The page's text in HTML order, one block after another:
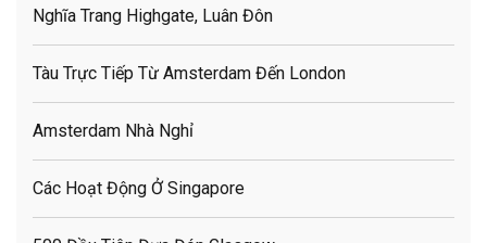
Nghĩa Trang Highgate, Luân Đôn
Tàu Trực Tiếp Từ Amsterdam Đến London
Amsterdam Nhà Nghỉ
Các Hoạt Động Ở Singapore